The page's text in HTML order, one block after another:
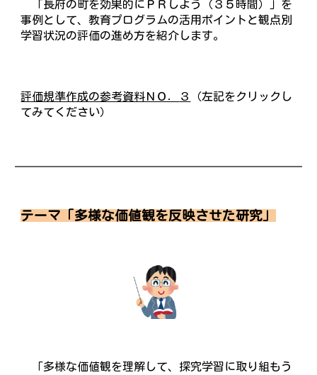
「長府の町を効果的にＰＲしよう（３５時間）」を
事例として、教育プログラムの活用ポイントと観点別
学習状況の評価の進め方を紹介します。
評価規準作成の参考資料ＮＯ． ３
（左記をクリックし
てみてください）
テーマ「多様な価値観を反映させた研究」
「多様な価値観を理解して、探究学習に取り組もう